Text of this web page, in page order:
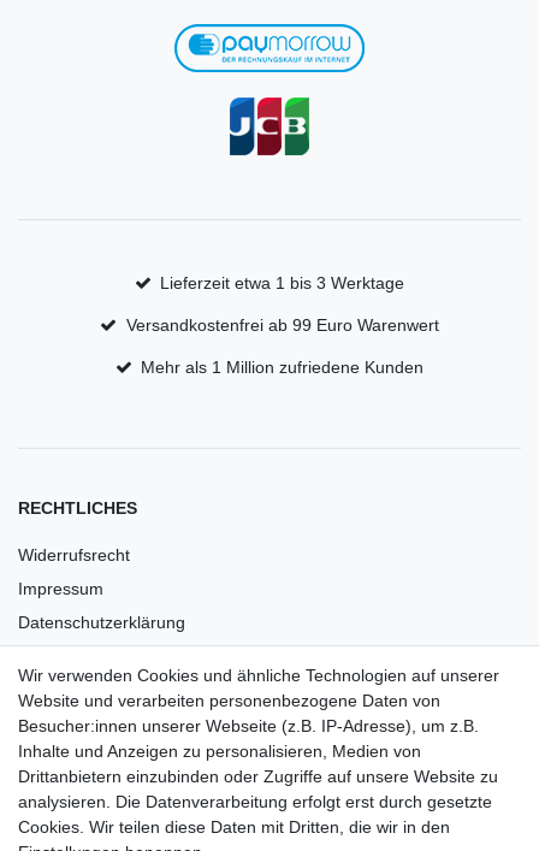
Lieferzeit etwa 1 bis 3 Werktage
Versandkostenfrei ab 99 Euro Warenwert
Mehr als 1 Million zufriedene Kunden
RECHTLICHES
Widerrufsrecht
Impressum
Datenschutzerklärung
Barrierefreiheit
Anleitungen
Vertrag widerrufen
Wir verwenden Cookies und ähnliche Technologien auf unserer
Website und verarbeiten personenbezogene Daten von
Besucher:innen unserer Webseite (z.B. IP-Adresse), um z.B.
Inhalte und Anzeigen zu personalisieren, Medien von
Drittanbietern einzubinden oder Zugriffe auf unsere Website zu
analysieren. Die Datenverarbeitung erfolgt erst durch gesetzte
Cookies. Wir teilen diese Daten mit Dritten, die wir in den